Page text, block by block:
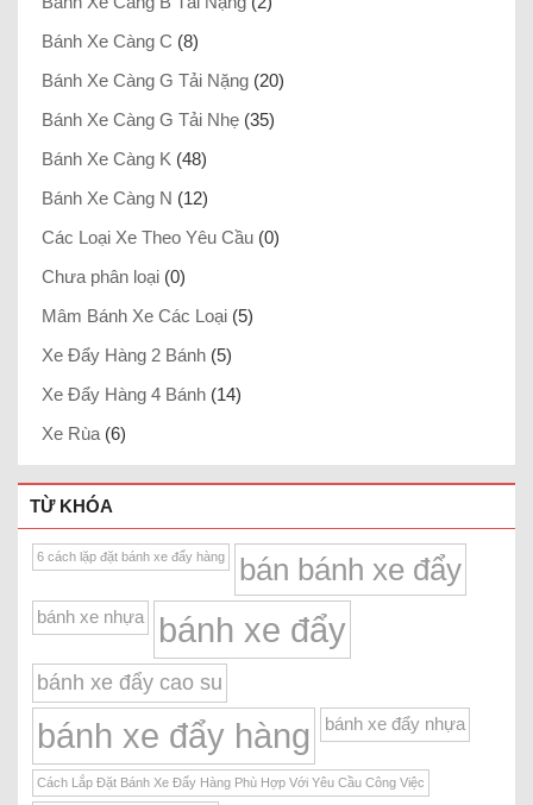
Bánh Xe Càng C (8)
Bánh Xe Càng G Tải Nặng (20)
Bánh Xe Càng G Tải Nhẹ (35)
Bánh Xe Càng K (48)
Bánh Xe Càng N (12)
Các Loại Xe Theo Yêu Cầu (0)
Chưa phân loại (0)
Mâm Bánh Xe Các Loại (5)
Xe Đẩy Hàng 2 Bánh (5)
Xe Đẩy Hàng 4 Bánh (14)
Xe Rùa (6)
TỪ KHÓA
6 cách lặp đặt bánh xe đẩy hàng bán bánh xe đẩy
bánh xe nhựa bánh xe đẩy
bánh xe đẩy cao su
bánh xe đẩy hàng bánh xe đẩy nhựa
Cách Lắp Đặt Bánh Xe Đẩy Hàng Phù Hợp Với Yêu Cầu Công Việc